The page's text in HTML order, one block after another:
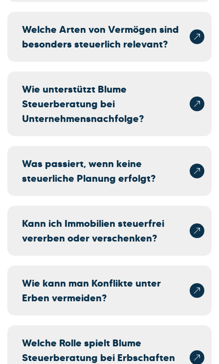
Welche Arten von Vermögen sind
besonders steuerlich relevant?
Wie unterstützt Blume
Steuerberatung bei
Unternehmensnachfolge?
Was passiert, wenn keine
steuerliche Planung erfolgt?
Kann ich Immobilien steuerfrei
vererben oder verschenken?
Wie kann man Konflikte unter
Erben vermeiden?
Welche Rolle spielt Blume
Steuerberatung bei Erbschaften